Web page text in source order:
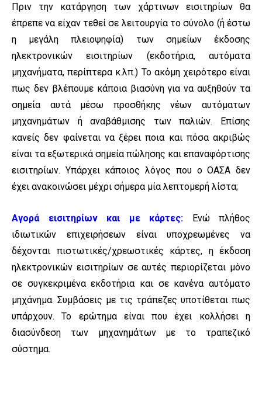
Πριν την κατάργηση των χάρτινων εισιτηρίων θα
έπρεπε να είχαν τεθεί σε λειτουργία το σύνολο (ή έστω
η μεγάλη πλειοψηφία) των σημείων έκδοσης
ηλεκτρονικών εισιτηρίων (εκδοτήρια, αυτόματα
μηχανήματα, περίπτερα κ.λπ.) Το ακόμη χειρότερο είναι
πως δεν βλέπουμε κάποια βιασύνη για να αυξηθούν τα
σημεία αυτά μέσω προσθήκης νέων αυτόματων
μηχανημάτων ή αναβάθμισης των παλιών. Επίσης
κανείς δεν φαίνεται να ξέρει ποια και πόσα ακριβώς
είναι τα εξωτερικά σημεία πώλησης και επαναφόρτισης
εισιτηρίων. Υπάρχει κάποιος λόγος που ο ΟΑΣΑ δεν
έχει ανακοινώσει μέχρι σήμερα μία λεπτομερή λίστα;
Αγορά εισιτηρίων και με κάρτες: Ενώ πλήθος
ιδιωτικών επιχειρήσεων είναι υποχρεωμένες να
δέχονται πιστωτικές/χρεωστικές κάρτες, η έκδοση
ηλεκτρονικών εισιτηρίων σε αυτές περιορίζεται μόνο
σε συγκεκριμένα εκδοτήρια και σε κανένα αυτόματο
μηχάνημα. Συμβάσεις με τις τράπεζες υποτίθεται πως
υπάρχουν. Το ερώτημα είναι που έχει κολλήσει η
διασύνδεση των μηχανημάτων με το τραπεζικό
σύστημα.